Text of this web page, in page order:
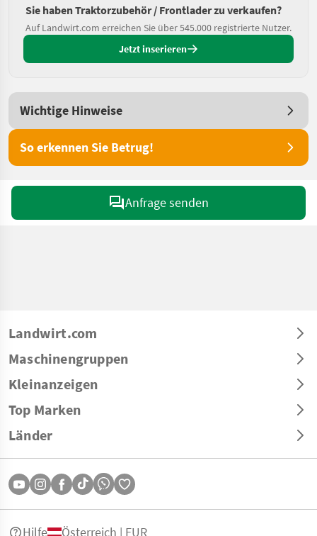
Sie haben Traktorzubehör / Frontlader zu verkaufen?
Auf Landwirt.com erreichen Sie über 545.000 registrierte Nutzer.
Jetzt inserieren
Wichtige Hinweise
So erkennen Sie Betrug!
Anfrage senden
Landwirt.com
Maschinengruppen
Kleinanzeigen
Top Marken
Länder
Hilfe Österreich | EUR